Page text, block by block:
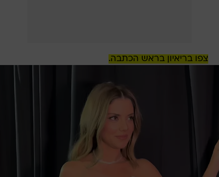
צפו בריאיון בראש הכתבה.